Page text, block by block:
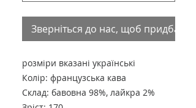
Зверніться до нас, щоб придбати
розміри вказані українські
Колір: французська кава
Склад: бавовна 98%, лайкра 2%